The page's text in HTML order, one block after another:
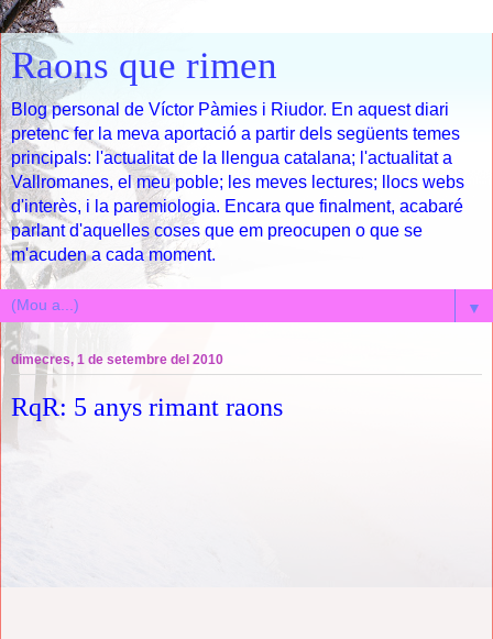
Raons que rimen
Blog personal de Víctor Pàmies i Riudor. En aquest diari
pretenc fer la meva aportació a partir dels següents temes
principals: l'actualitat de la llengua catalana; l'actualitat a
Vallromanes, el meu poble; les meves lectures; llocs webs
d'interès, i la paremiologia. Encara que finalment, acabaré
parlant d'aquelles coses que em preocupen o que se
m'acuden a cada moment.
▼
dimecres, 1 de setembre del 2010
RqR: 5 anys rimant raons